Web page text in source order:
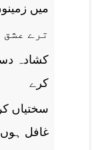
ميں
ترے
کشادہ
کرے
سختياں
غافل